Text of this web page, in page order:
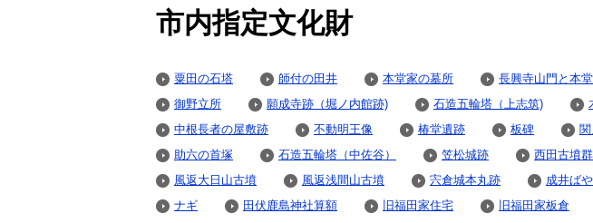
市内指定文化財
粟田の石塔 師付の田井 本堂家の墓所 長興寺山門と本堂
御野立所
願成寺跡（堀ノ内館跡) 石造五輪塔（上志筑)
中根長者の屋敷跡
不動明王像 椿堂遺跡 板碑
助六の首塚
石造五輪塔（中佐谷） 笠松城跡 西田古墳群
風返大日山古墳
風返浅間山古墳 宍倉城本丸跡 成井ば
ナギ
田伏鹿島神社算額 旧福田家住宅 旧福田家板倉